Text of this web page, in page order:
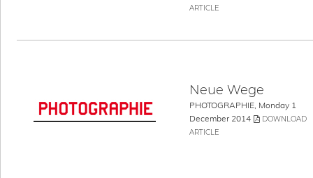
ARTICLE
Neue Wege
PHOTOGRAPHIE, Monday 1
December 2014
DOWNLOAD
ARTICLE